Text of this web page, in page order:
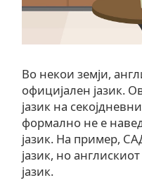
Во некои земји,
официјален јазик.
јазик на
формално не е
јазик. На пример,
јазик, но
јазик.